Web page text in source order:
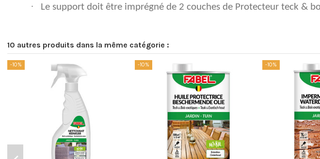
· Le support doit être imprégné de 2 couches de Protecteur teck &
10 autres produits dans la même catégorie :
-10% -10% -10%